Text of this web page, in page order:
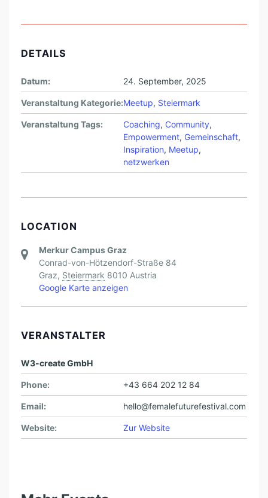
DETAILS
Datum: 24. September, 2025
Veranstaltung Kategorie:Meetup, Steiermark
Veranstaltung Tags: Coaching, Community,
Empowerment, Gemeinschaft,
Inspiration, Meetup,
netzwerken
LOCATION
Merkur Campus Graz
Conrad-von-Hötzendorf-Straße 84
Graz, Steiermark 8010 Austria
Google Karte anzeigen
VERANSTALTER
W3-create GmbH
Phone: +43 664 202 12 84
Email: hello@femalefuturefestival.com
Website: Zur Website